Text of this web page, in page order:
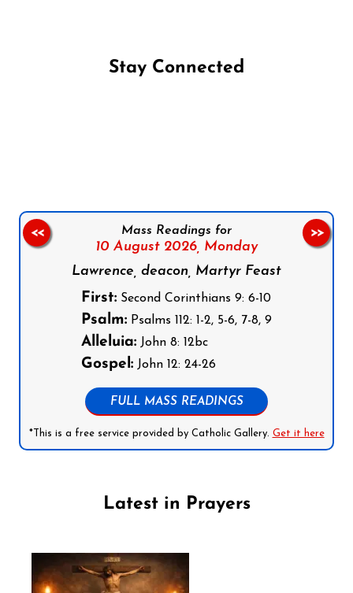
Stay Connected
Mass Readings for
10 August 2026, Monday
Lawrence, deacon, Martyr Feast
First: Second Corinthians 9: 6-10
Psalm: Psalms 112: 1-2, 5-6, 7-8, 9
Alleluia: John 8: 12bc
Gospel: John 12: 24-26
FULL MASS READINGS
*This is a free service provided by Catholic Gallery. Get it here
<< >>
Latest in Prayers